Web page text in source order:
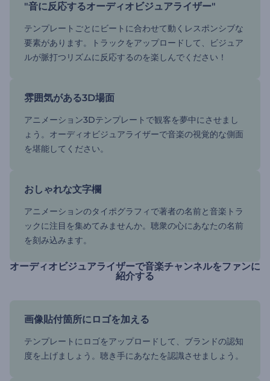
"音に反応するオーディオビジュアライザー"
テンプレートごとにビートに合わせて動くレスポンシブな
要素があります。トラックをアップロードして、ビジュア
ルが脈打つリズムに反応するのを楽しんでください！
雰囲気がある3D場面
アニメーション3Dテンプレートで観客を夢中にさせまし
ょう。オーディオビジュアライザーで音楽の視覚的な側面
を堪能してください。
おしゃれな文字欄
アニメーションのタイポグラフィで著者の名前と音楽トラ
ックに注目を集めてみませんか。聴衆の心にあなたの名前
を刻み込みます。
オーディオビジュアライザーで音楽チャンネルをファンに
紹介する
画像貼付箇所にロゴを加える
テンプレートにロゴをアップロードして、ブランドの認知
度を上げましょう。聴き手にあなたを認識させましょう。